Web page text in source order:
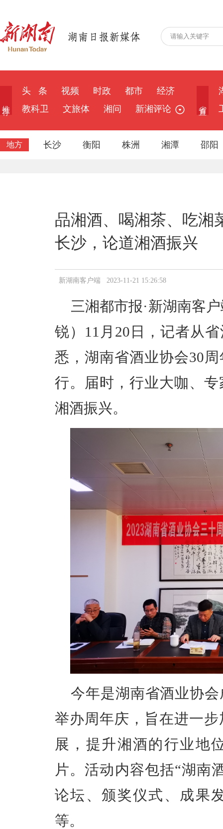
头 条 视频 时政 都市
经济
教科卫
文旅体 湘问 新湘评论
地方 长沙 衡阳 株洲 湘潭 邵阳
品湘酒、喝湘茶、吃湘
长沙，论道湘酒振兴
新湖南客户端 2023-11-21 15:26:58
三湘都市报·新湖南客
锐）11月20日，记者从
悉，湖南省酒业协会30
行。届时，行业大咖、
湘酒振兴。
今年是湖南省酒业协
举办周年庆，旨在进一
展，提升湘酒的行业地
片。活动内容包括“湖南
论坛、颁奖仪式、成果
等。